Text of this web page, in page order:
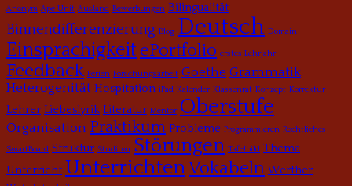
Anonym Ape Unit Ausland Bewerbungen Bilingualität
Binnendifferenzierung Blog Deutsch Domain
Einsprachigkeit ePortfolio erstes Lehrjahr
Feedback Ferien Forschungsarbeit Goethe Grammatik
Heterogenität Hospitation iPad Kalender Klassenrat Konzept Korrektur
Lehrer Liebeslyrik Literatur Mentor Oberstufe
Organisation Praktikum Probleme Programmieren Rechtliches
SmartBoard Struktur Studium Störungen Tafelbild Thema
Unterricht UnterrichtenVokabeln Werther